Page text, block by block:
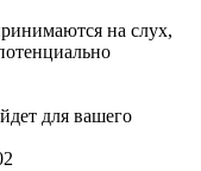
на слух,
для вашего